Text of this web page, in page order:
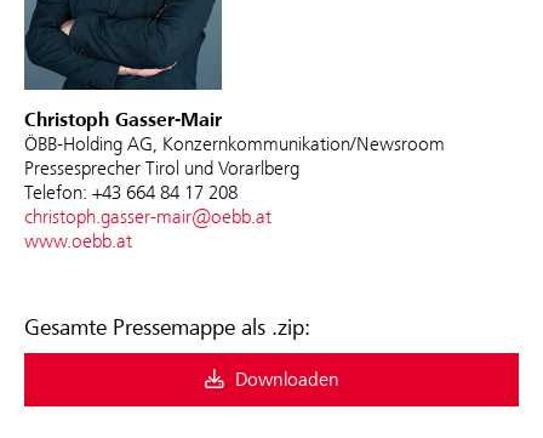
Christoph Gasser-Mair
ÖBB-Holding AG, Konzernkommunikation/Newsroom
Pressesprecher Tirol und Vorarlberg
Telefon: +43 664 84 17 208
christoph.gasser-mair@oebb.at
www.oebb.at
Gesamte Pressemappe als .zip:
Downloaden